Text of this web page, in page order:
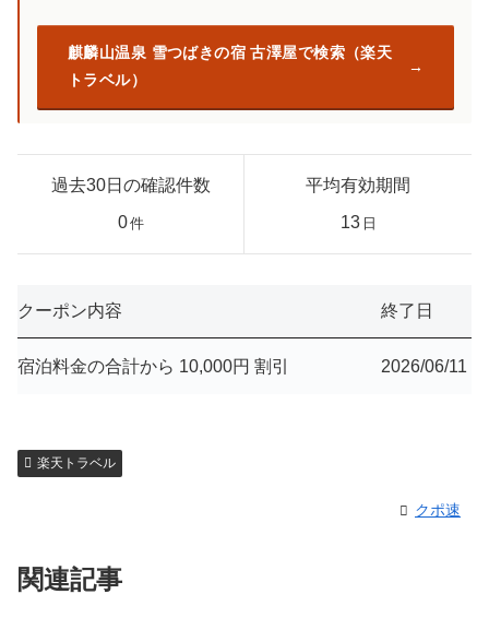
麒麟山温泉 雪つばきの宿 古澤屋で検索（楽天
トラベル）
過去30日の確認件数
0件
平均有効期間
13 日
クーポン内容 終了日
宿泊料金の合計から 10,000円 割引 2026/06/11
楽天トラベル
クポ速
関連記事